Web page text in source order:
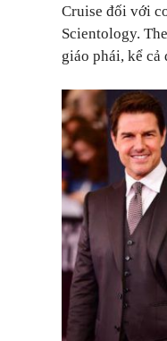
Cruise đối với
Scientology.
giáo phái, kể cả